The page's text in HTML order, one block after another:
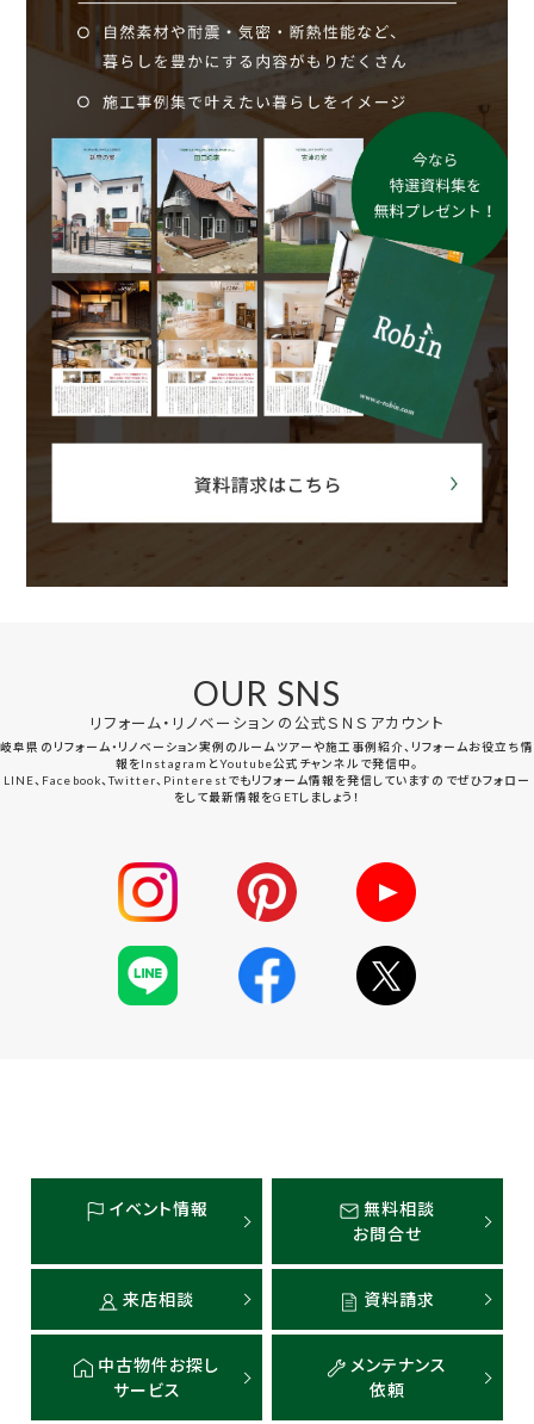
OUR SNS
リフォーム・リノベーションの公式ＳＮＳアカウント
岐阜県のリフォーム・リノベーション実例のルームツアーや施工事例紹介、リフォームお役立ち情
報をInstagramとYoutube公式チャンネルで発信中。
LINE、Facebook、Twitter、Pinterestでもリフォーム情報を発信していますのでぜひフォロー
をして最新情報をGETしましょう！
イベント情報
無料相談
お問合せ
来店相談 資料請求
中古物件お探し
サービス
メンテナンス
依頼